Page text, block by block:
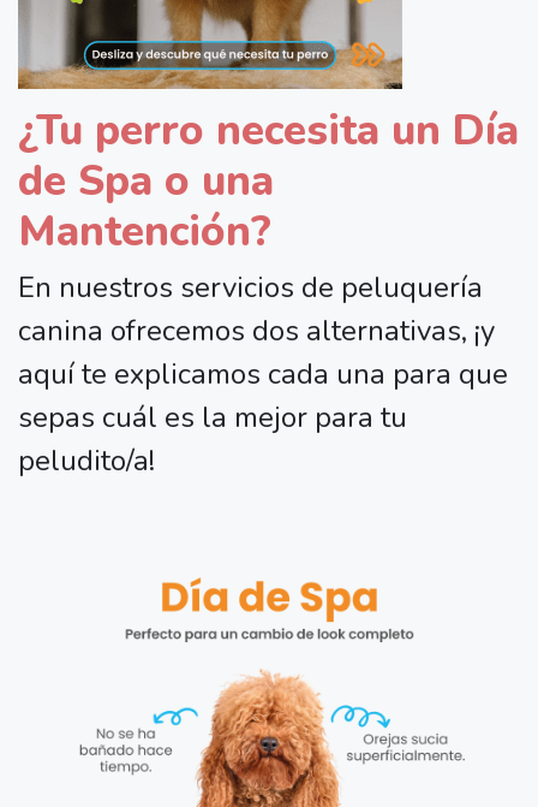
¿Tu perro necesita un Día
de Spa o una
Mantención?
En nuestros servicios de peluquería
canina ofrecemos dos alternativas, ¡y
aquí te explicamos cada una para que
sepas cuál es la mejor para tu
peludito/a!